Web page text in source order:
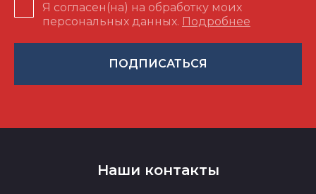
Я согласен(на) на обработку моих
персональных данных. Подробнее
ПОДПИСАТЬСЯ
Наши контакты